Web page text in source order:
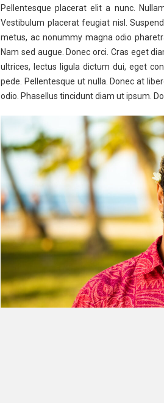
Pellentesque placerat elit a nunc.
Vestibulum placerat feugiat nisl.
metus, ac nonummy magna odio
Nam sed augue. Donec orci. Cras eget
ultrices, lectus ligula dictum dui, eget
pede. Pellentesque ut nulla. Donec at
odio. Phasellus tincidunt diam ut ipsum.